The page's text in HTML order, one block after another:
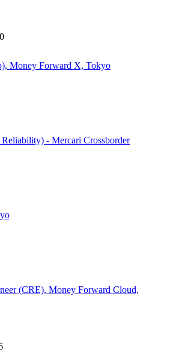
Money Forward X, Tokyo
- Mercari Crossborder
(CRE), Money Forward Cloud,